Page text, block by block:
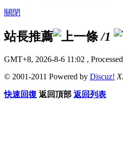
關閉
站長推薦 /1
GMT+8, 2026-8-6 11:02 ,
© 2001-2011 Powered by Discuz!
快速回復 返回頂部 返回列表